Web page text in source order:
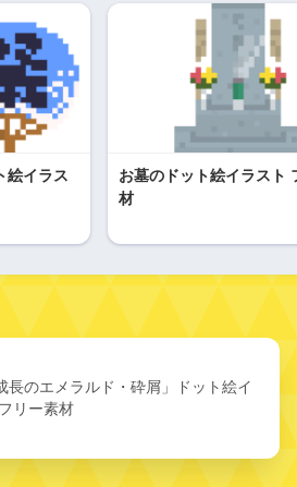
絵イラス
お墓のドット絵イラスト
材
長のエメラルド・砕屑」ドット絵イ
リー素材